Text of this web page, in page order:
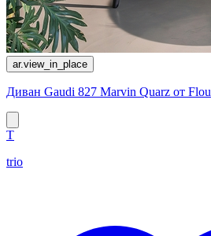
ar.view_in_place
Диван Gaudi 827 Marvin Quarz от Flou
T
trio